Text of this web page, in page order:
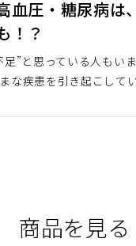
血圧・糖尿病は
！？
足”と思っている人もい
な疾患を引き起こして
商品を見る